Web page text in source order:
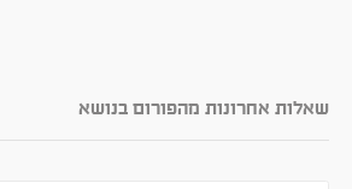
שאלות אחרונות מהפורום בנושא